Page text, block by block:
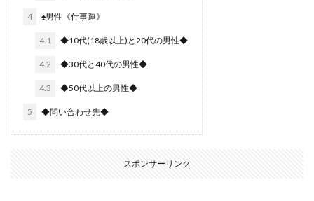
4 ♠︎男性《仕事運》
4.1 ◆10代(18歳以上)と20代の男性◆
4.2 ◆30代と40代の男性◆
4.3 ◆50代以上の男性◆
5 ◆問い合わせ先◆
スポンサーリンク